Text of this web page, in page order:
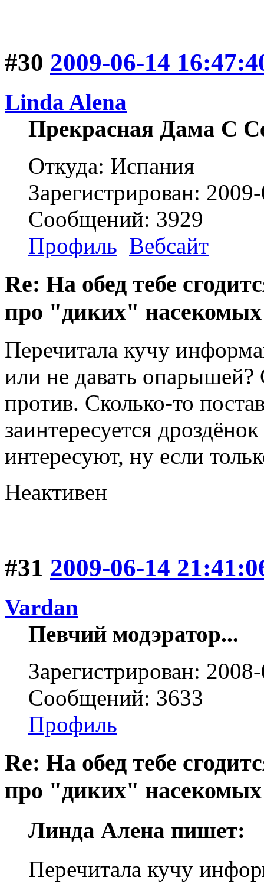
#30 2009-06-14
Linda Alena
Прекрасная Дама С
Откуда: Испания
Зарегистрирован:
Сообщений: 3929
Профиль Вебсайт
Re: На обед тебе
про "диких" насекомых
Перечитала кучу
или не давать опарышей?
против. Сколько-то
заинтересуется
интересуют, ну если
Неактивен
#31 2009-06-14
Vardan
Певчий модэратор...
Зарегистрирован:
Сообщений: 3633
Профиль
Re: На обед тебе
про "диких" насекомых
Линда Алена пишет:
Перечитала кучу